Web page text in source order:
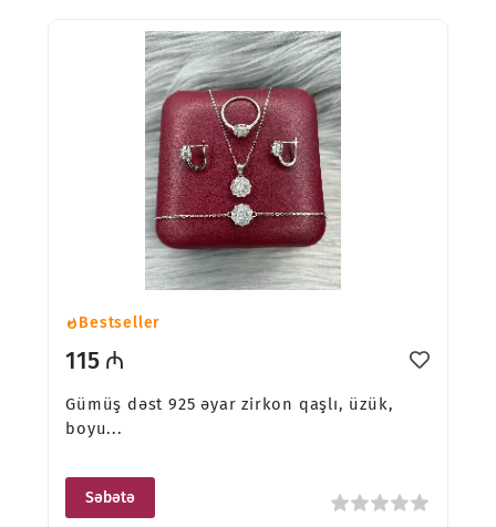
Bestseller
115 ₼
Gümüş dəst 925 əyar zirkon qaşlı, üzük,
boyu...
Səbətə